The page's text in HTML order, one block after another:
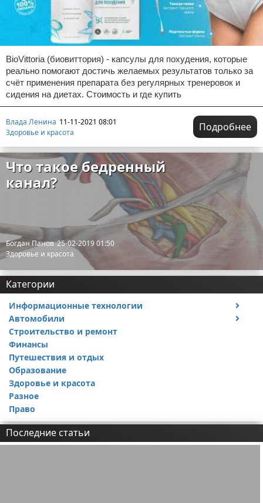
BioVittoria (биовиттория) - капсулы для похудения, которые
реально помогают достичь желаемых результатов только за
счёт применения препарата без регулярных тренеровок и
сидения на диетах. Стоимость и где купить
Влада Ленина 11-11-2021 08:01
Здоровье и красота
Подробнее
Что такое бедренный
канал?
Богдан Панов 25-02-2019 01:50
Здоровье и красота
Категории
Информационные технологии
Тесты и обзоры устройств
Автомобили
Ремонт авто
Строительство и ремонт
Финансы
Путешествия и отдых
Образование
Здоровье и красота
Разное
Право
Последние статьи